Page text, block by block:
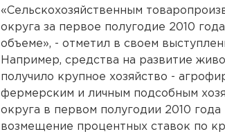
«Сельскохозяйственным
округа за первое полугодие 2010
объеме», - отметил в своем
Например, средства на развитие
получило крупное хозяйство -
фермерским и личным подсобным
округа в первом полугодии 2010
возмещение процентных ставок по